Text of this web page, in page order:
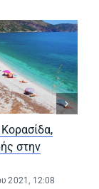
στην
2021, 12:08